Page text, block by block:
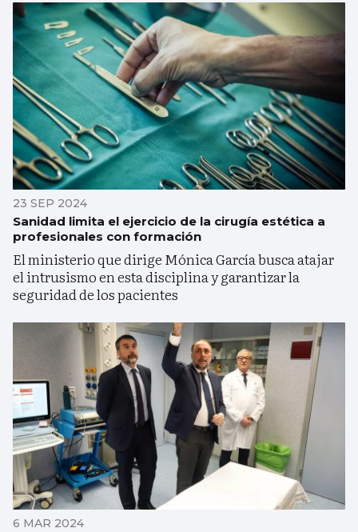
23 SEP 2024
Sanidad limita el ejercicio de la cirugía estética a
profesionales con formación
El ministerio que dirige Mónica García busca atajar
el intrusismo en esta disciplina y garantizar la
seguridad de los pacientes
6 MAR 2024